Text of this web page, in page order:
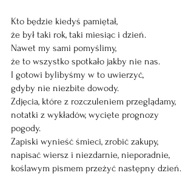
Kto będzie kiedyś pamiętał,
że był taki rok, taki miesiąc i dzień.
Nawet my sami pomyślimy,
że to wszystko spotkało jakby nie nas.
I gotowi bylibyśmy w to uwierzyć,
gdyby nie niezbite dowody.
Zdjęcia, które z rozczuleniem przeglądamy,
notatki z wykładów, wycięte prognozy
pogody.
Zapiski wynieść śmieci, zrobić zakupy,
napisać wiersz i niezdarnie, nieporadnie,
koślawym pismem przeżyć następny dzień.